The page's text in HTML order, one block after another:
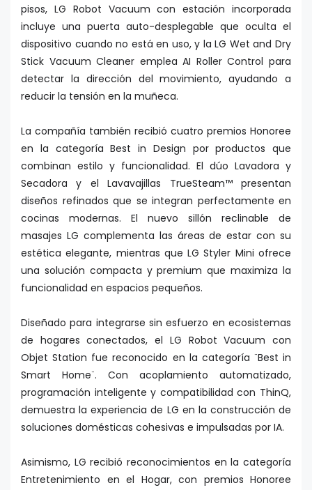
pisos, LG Robot Vacuum con estación incorporada
incluye una puerta auto-desplegable que oculta el
dispositivo cuando no está en uso, y la LG Wet and Dry
Stick Vacuum Cleaner emplea AI Roller Control para
detectar la dirección del movimiento, ayudando a
reducir la tensión en la muñeca.
La compañía también recibió cuatro premios Honoree
en la categoría Best in Design por productos que
combinan estilo y funcionalidad. El dúo Lavadora y
Secadora y el Lavavajillas TrueSteam™ presentan
diseños refinados que se integran perfectamente en
cocinas modernas. El nuevo sillón reclinable de
masajes LG complementa las áreas de estar con su
estética elegante, mientras que LG Styler Mini ofrece
una solución compacta y premium que maximiza la
funcionalidad en espacios pequeños.
Diseñado para integrarse sin esfuerzo en ecosistemas
de hogares conectados, el LG Robot Vacuum con
Objet Station fue reconocido en la categoría ¨Best in
Smart Home¨. Con acoplamiento automatizado,
programación inteligente y compatibilidad con ThinQ,
demuestra la experiencia de LG en la construcción de
soluciones domésticas cohesivas e impulsadas por IA.
Asimismo, LG recibió reconocimientos en la categoría
Entretenimiento en el Hogar, con premios Honoree